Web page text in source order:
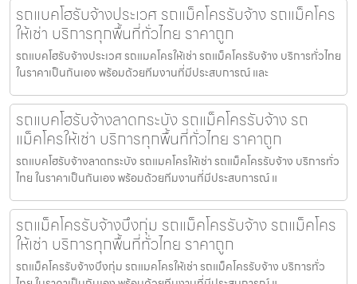
รถแบคโฮรับจ้างประเวศ รถแม็คโครรับจ้าง รถแม็คโคร
ให้เช่า บริการทุกพื้นที่ทั่วไทย ราคาถูก
รถแบคโฮรับจ้างประเวศ รถแมคโครให้เช่า รถแม็คโครรับจ้าง บริการทั่วไทย
ในราคาเป็นกันเอง พร้อมด้วยทีมงานที่มีประสบการณ์ และ
รถแบคโฮรับจ้างลาดกระบัง รถแม็คโครรับจ้าง รถ
แม็คโครให้เช่า บริการทุกพื้นที่ทั่วไทย ราคาถูก
รถแบคโฮรับจ้างลาดกระบัง รถแมคโครให้เช่า รถแม็คโครรับจ้าง บริการทั่ว
ไทย ในราคาเป็นกันเอง พร้อมด้วยทีมงานที่มีประสบการณ์ แ
รถแม็คโครรับจ้างบึงกุ่ม รถแม็คโครรับจ้าง รถแม็คโคร
ให้เช่า บริการทุกพื้นที่ทั่วไทย ราคาถูก
รถแม็คโครรับจ้างบึงกุ่ม รถแมคโครให้เช่า รถแม็คโครรับจ้าง บริการทั่ว